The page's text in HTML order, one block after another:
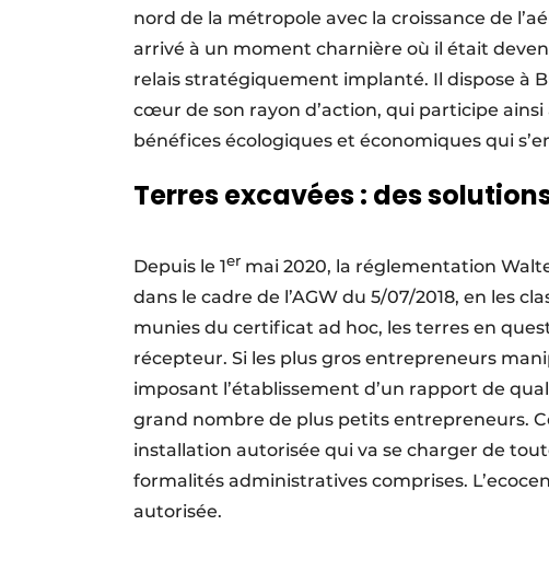
nord de la métropole avec la croissance de
arrivé à un moment charnière où il était
relais stratégiquement implanté. Il dispose à
cœur de son rayon d’action, qui participe
bénéfices écologiques et économiques qui
Terres excavées : des
Depuis le 1er mai 2020, la réglementation
dans le cadre de l’AGW du 5/07/2018, en les
munies du certificat ad hoc, les terres en
récepteur. Si les plus gros entrepreneurs
imposant l’établissement d’un rapport de
grand nombre de plus petits entrepreneurs.
installation autorisée qui va se charger de
formalités administratives comprises.
autorisée.